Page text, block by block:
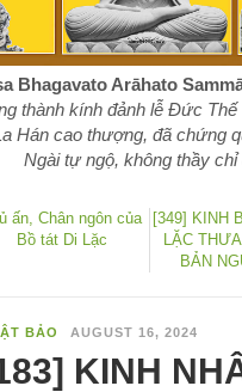
Bhagavato Arāhato
thành kính đảnh lễ Đức
Hán cao thượng, đã chứng
Ngài tự ngộ, không thầy chỉ
ấn, Chân ngôn của
Bồ tát Di Lặc
[349] KINH
LẶC
BẢN
BẢO AUGUST 16, 2024
KINH